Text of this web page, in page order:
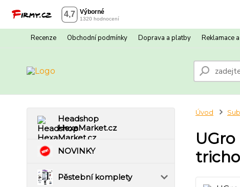
Recenze Obchodní podmínky Doprava a platby Reklamace
Headshop
HexaMarket.cz
NOVINKY
Pěstební komplety
Úvod
UGro